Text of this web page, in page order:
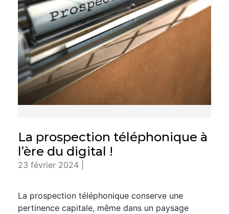
La prospection téléphonique à
l’ère du digital !
23 février 2024 |
La prospection téléphonique conserve une
pertinence capitale, même dans un paysage